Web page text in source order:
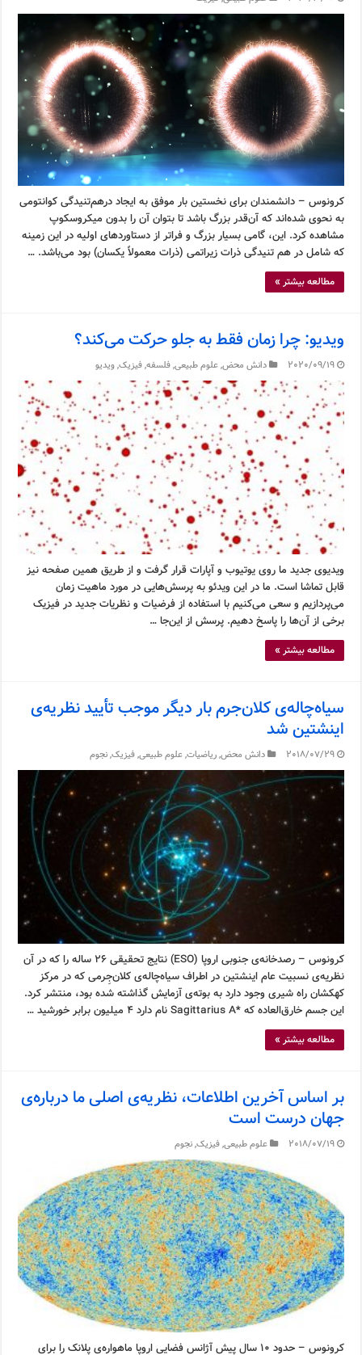
کرونوس – دانشمندان برای نخستین بار موفق به ایجاد درهم‌تنیدگی کوانتومی
به نحوی شده‌اند که آن‌قدر بزرگ باشد تا بتوان آن را بدون میکروسکوپ
مشاهده کرد. این، گامی بسیار بزرگ و فراتر از دستاوردهای اولیه در این زمینه
که شامل در هم تنیدگی ذرات زیراتمی (ذرات معمولاً یکسان) بود می‌باشد. …
مطالعه بیشتر »
ویدیو: چرا زمان فقط به جلو حرکت می‌کند؟
2020/09/19 دانش محض,علوم طبیعی,فلسفه,فیزیک,ویدیو
ویدیوی جدید ما روی یوتیوب و آپارات قرار گرفت و از طریق همین صفحه نیز
قابل تماشا است. ما در این ویدئو به پرسش‌هایی در مورد ماهیت زمان
می‌پردازیم و سعی می‌کنیم با استفاده از فرضیات و نظریات جدید در فیزیک
برخی از آن‌ها را پاسخ دهیم. پرسش از این‌جا …
مطالعه بیشتر »
سیاه‌چاله‌ی کلان‌جرم بار دیگر موجب تأیید نظریه‌ی
اینشتین شد
2018/07/29 دانش محض,ریاضیات,علوم طبیعی,فیزیک,نجوم
کرونوس – رصدخانه‌ی جنوبی اروپا (ESO) نتایج تحقیقی ۲۶ ساله را که در آن
نظریه‌ی نسبیت عام اینشتین در اطراف سیاه‌چاله‌ی کلان‌جِرمی که در مرکز
کهکشان راه شیری وجود دارد به بوته‌ی آزمایش گذاشته شده بود، منتشر کرد.
این جسم خارق‌العاده که *Sagittarius A نام دارد ۴ میلیون برابر خورشید …
مطالعه بیشتر »
بر اساس آخرین اطلاعات، نظریه‌ی اصلی ما درباره‌ی
جهان درست است
2018/07/19 علوم طبیعی,فیزیک,نجوم
کرونوس – حدود ۱۰ سال پیش آژانس فضایی اروپا ماهواره‌ی پلانک را برای